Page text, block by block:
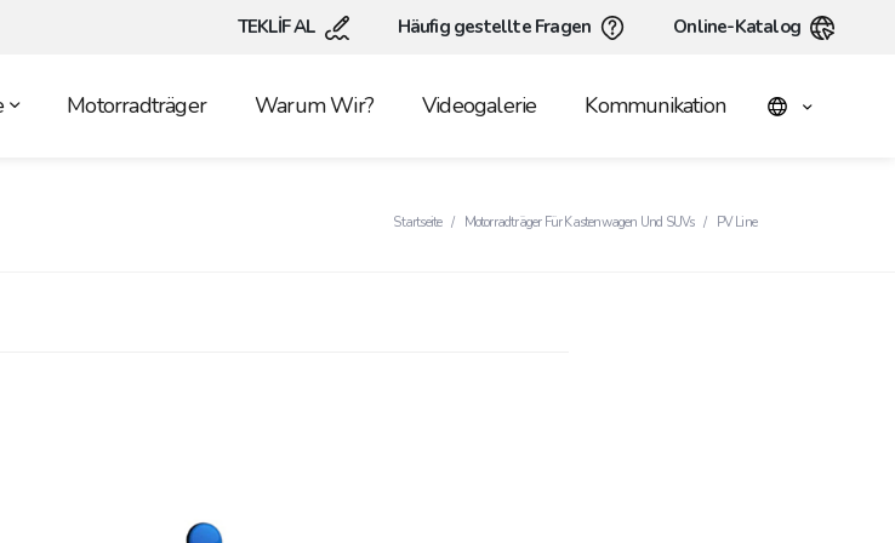
TEKLİF AL Häufig gestellte Fragen Online-Katalog
Motorradträger Warum Wir? Videogalerie Kommunikation
Startseite Motorradträger Für Kastenwagen Und SUVs PV Line